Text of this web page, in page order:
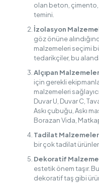
olan beton,
temini.
İzolasyon
göz önüne
malzemeleri seçimi
tedarikçiler, bu
Alçıpan
için gerekli
malzemeleri
Duvar U, Duvar C,
Askı çubuğu, Askı
Borazan Vida,
Tadilat
bir çok tadilat
Dekoratif
estetik önem taşır.
dekoratif taş gibi